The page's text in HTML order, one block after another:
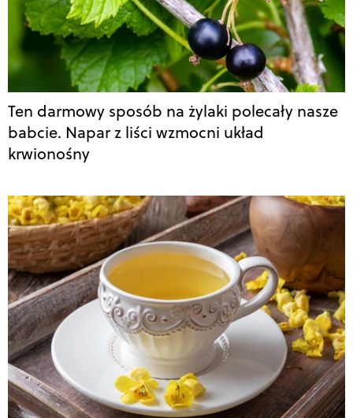
Ten darmowy sposób na żylaki polecały nasze
babcie. Napar z liści wzmocni układ
krwionośny